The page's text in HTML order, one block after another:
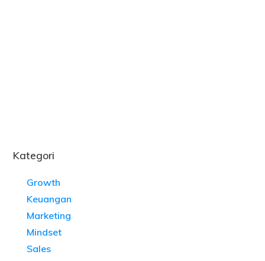
Kategori
Growth
Keuangan
Marketing
Mindset
Sales